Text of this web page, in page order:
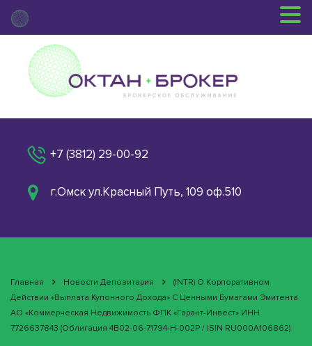
+7 (3812) 29-00-92
г.Омск ул.Красный Путь, 109 оф.510
Главная Новости Депозитария
(INTR) О Корпоративном
Действии «Выплата Купонного Дохода» С Ценными Бумагами Эмитента
АО «Коммерческая Недвижимость ФПК «Гарант-Инвест» ИНН
7726637843 (облигация 4B02-06-71794-H-002P / ISIN RU000A106862)